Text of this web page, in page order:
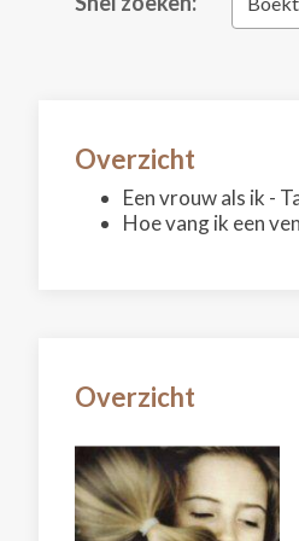
Overzicht
Een vrouw als ik -
Hoe vang ik een
Overzicht